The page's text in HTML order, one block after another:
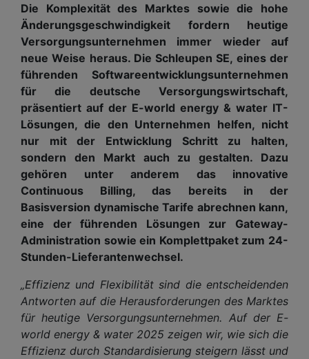
Die Komplexität des Marktes sowie die hohe
Änderungsgeschwindigkeit fordern heutige
Versorgungsunternehmen immer wieder auf
neue Weise heraus. Die Schleupen SE, eines der
führenden Softwareentwicklungsunternehmen
für die deutsche Versorgungswirtschaft,
präsentiert auf der E-world energy & water IT-
Lösungen, die den Unternehmen helfen, nicht
nur mit der Entwicklung Schritt zu halten,
sondern den Markt auch zu gestalten. Dazu
gehören unter anderem das innovative
Continuous Billing, das bereits in der
Basisversion dynamische Tarife abrechnen kann,
eine der führenden Lösungen zur Gateway-
Administration sowie ein Komplettpaket zum 24-
Stunden-Lieferantenwechsel.
„Effizienz und Flexibilität sind die entscheidenden
Antworten auf die Herausforderungen des Marktes
für heutige Versorgungsunternehmen. Auf der E-
world energy & water 2025 zeigen wir, wie sich die
Effizienz durch Standardisierung steigern lässt und